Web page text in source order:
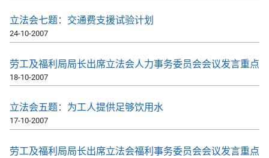
立法会七题：交通费支援试验计划
24-10-2007
劳工及福利局局长出席立法会人力事务委员会会议发言重点
18-10-2007
立法会五题：为工人提供足够饮用水
17-10-2007
劳工及福利局局长出席立法会福利事务委员会会议发言重点